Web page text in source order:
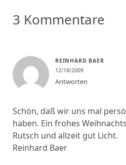
3 Kommentare
REINHARD BAER
12/18/2009
Antworten
Schön, daß wir uns mal
haben. Ein frohes
Rutsch und allzeit gut Licht.
Reinhard Baer